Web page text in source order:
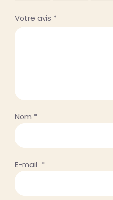
Votre avis *
Nom *
E-mail *